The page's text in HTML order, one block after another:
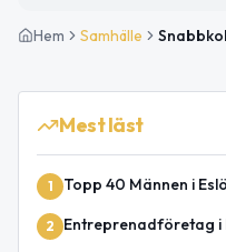
Hem Samhälle
Mest läst
1 Topp 40 Männen i
2 Entreprenadföretag i